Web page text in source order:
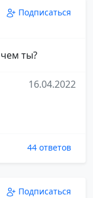
Подписаться
ты?
16.04.2022
44 ответов
Подписаться